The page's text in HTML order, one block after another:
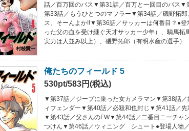
話／百万回のパス▼第31話／百万と一回目のパス▼
第33話／もうひとつのマフラー▼第34話／磯野拓
ス、そーんよか!!▼第36話／サッカーは何番目？●
った父の血を受け継ぐ天才サッカー少年）、騎馬
実力は人並み以上）、磯野拓郎（有明水産の選手）
俺たちのフィールド 5
530pt/583円(税込)
▼第37話／ジープに乗った女カメラマン▼第38話
ィフェンダー▼第40話／必殺和也封じ▼第41話／
▼第43話／父さんのFW▼第44話／二番目ニーチ
つけん▼第46話／ウィニング シュート●登場人物